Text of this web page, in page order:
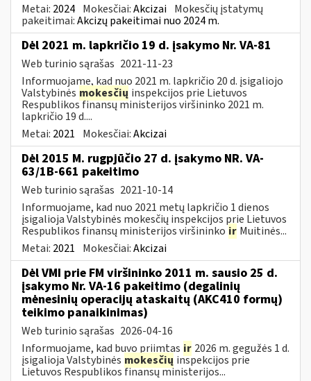
Metai: 2024 Mokesčiai:Akcizai Mokesčių įstatymų
pakeitimai:Akcizų pakeitimai nuo 2024 m.
Dėl 2021 m. lapkričio 19 d. įsakymo Nr. VA-81
Web turinio sąrašas 2021-11-23
Informuojame, kad nuo 2021 m. lapkričio 20 d. įsigaliojo
Valstybinės mokesčių inspekcijos prie Lietuvos
Respublikos finansų ministerijos viršininko 2021 m.
lapkričio 19 d....
Metai: 2021 Mokesčiai:Akcizai
Dėl 2015 M. rugpjūčio 27 d. įsakymo NR. VA-
63/1B-661 pakeitimo
Web turinio sąrašas 2021-10-14
Informuojame, kad nuo 2021 metų lapkričio 1 dienos
įsigalioja Valstybinės mokesčių inspekcijos prie Lietuvos
Respublikos finansų ministerijos viršininko ir Muitinės...
Metai: 2021 Mokesčiai:Akcizai
Dėl VMI prie FM viršininko 2011 m. sausio 25 d.
įsakymo Nr. VA-16 pakeitimo (degalinių
mėnesinių operacijų ataskaitų (AKC410 formų)
teikimo panaikinimas)
Web turinio sąrašas 2026-04-16
Informuojame, kad buvo priimtas ir 2026 m. gegužės 1 d.
įsigalioja Valstybinės mokesčių inspekcijos prie
Lietuvos Respublikos finansų ministerijos...